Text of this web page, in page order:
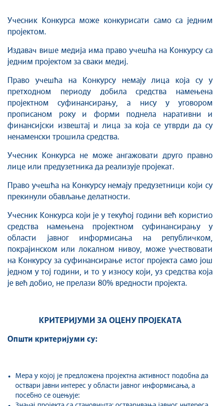
Учесник Конкурса може конкурисати само са jедним
проjектом.
Издавач више медија има право учешћа на Конкурсу са
једним пројектом за сваки медиј.
Право учешћа на Конкурсу немају лица која су у
претходном периоду добила средства намењена
пројектном суфинансирању, а нису у уговором
прописаном року и форми поднела наративни и
финансијски извештај и лица за која се утврди да су
ненаменски трошила средства.
Учесник Конкурса не може ангажовати друго правно
лице или предузетника да реализује пројекат.
Право учешћа на Конкурсу немају предузетници који су
прекинули обављање делатности.
Учесник Конкурса који је у текућој години већ користио
средства намењена пројектном суфинансирању у
области јавног информисања на републичком,
покрајинском или локалном нивоу, може учествовати
на Kонкурсу за суфинансирање истог пројекта само још
једном у тој години, и то у износу који, уз средства која
је већ добио, не прелази 80% вредности пројекта.
КРИТЕРИЈУМИ ЗА ОЦЕНУ ПРОЈЕКАТА
Општи критеријуми су:
Мера у којој је предложена пројектна активност подобна да
оствари јавни интерес у области јавног информисања, а
посебно се оцењује: